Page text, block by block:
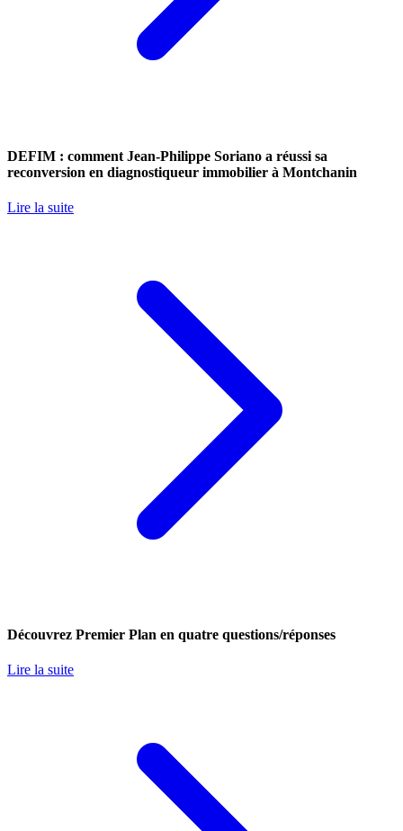
DEFIM : comment Jean-Philippe Soriano a réussi sa
reconversion en diagnostiqueur immobilier à Montchanin
Lire la suite
Découvrez Premier Plan en quatre questions/réponses
Lire la suite